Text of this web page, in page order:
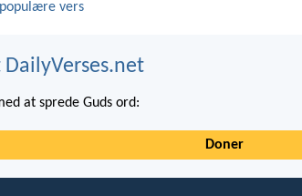
vers
at sprede Guds ord:
Doner